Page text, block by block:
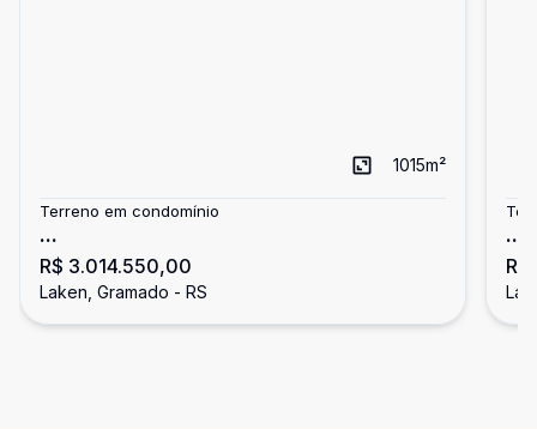
1015m²
Terreno em condomínio
...
R$ 3.014.550,00
Laken, Gramado - RS
...